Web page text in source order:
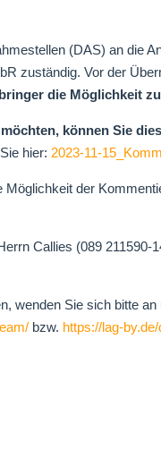
(DAS) an die
zuständig. Vor der
die Möglichkeit
können Sie
hier: 2023-11-
der
Callies (089
wenden Sie sich bitte
bzw. https://lag-